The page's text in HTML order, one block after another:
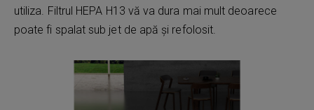
utiliza. Filtrul HEPA H13 vă va dura mai mult deoarece
poate fi spalat sub jet de apă și refolosit.